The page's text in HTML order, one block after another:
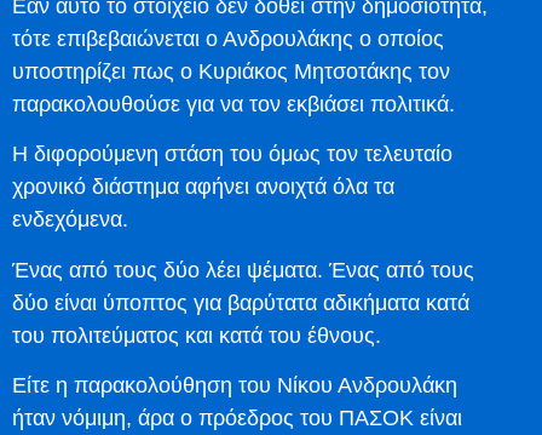
Εάν αυτό το στοιχείο δεν δοθεί στην δημοσιότητα,
τότε επιβεβαιώνεται ο Ανδρουλάκης ο οποίος
υποστηρίζει πως ο Κυριάκος Μητσοτάκης τον
παρακολουθούσε για να τον εκβιάσει πολιτικά.
Η διφορούμενη στάση του όμως τον τελευταίο
χρονικό διάστημα αφήνει ανοιχτά όλα τα
ενδεχόμενα.
Ένας από τους δύο λέει ψέματα. Ένας από τους
δύο είναι ύποπτος για βαρύτατα αδικήματα κατά
του πολιτεύματος και κατά του έθνους.
Είτε η παρακολούθηση του Νίκου Ανδρουλάκη
ήταν νόμιμη, άρα ο πρόεδρος του ΠΑΣΟΚ είναι